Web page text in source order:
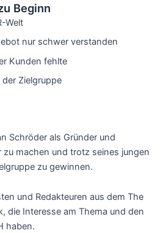
Beginn
Welt
nur schwer verstanden
Kunden fehlte
Zielgruppe
Schröder als Gründer und
machen und trotz seines jungen
zu gewinnen.
und Redakteuren aus dem The
die Interesse am Thema und den
haben.